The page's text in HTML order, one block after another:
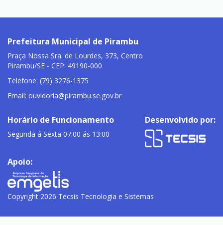
Prefeitura Municipal de Pirambu
Praça Nossa Sra. de Lourdes, 373, Centro
Pirambu/SE - CEP: 49190-000
Telefone: (79) 3276-1375
Email: ouvidoria@pirambu.se.gov.br
Horário de Funcionamento
Segunda á Sexta 07:00 ás 13:00
Desenvolvido por:
Apoio:
Copyright 2026 Tecsis Tecnologia e Sistemas